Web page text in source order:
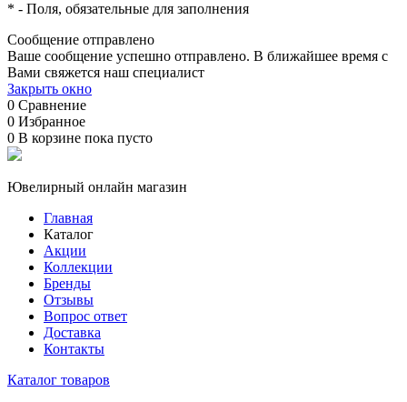
* - Поля, обязательные для заполнения
Сообщение отправлено
Ваше сообщение успешно отправлено. В ближайшее время с
Вами свяжется наш специалист
Закрыть окно
0 Сравнение
0 Избранное
0 В корзине пока пусто
Ювелирный онлайн магазин
Главная
Каталог
Акции
Коллекции
Бренды
Отзывы
Вопрос ответ
Доставка
Контакты
Каталог товаров